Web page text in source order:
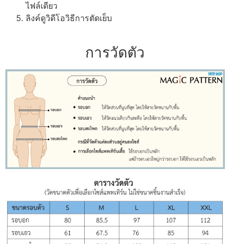
ไฟล์เดียว
ลิงค์ดูวิดีโอวิธีการตัดเย็บ
การวัดตัว